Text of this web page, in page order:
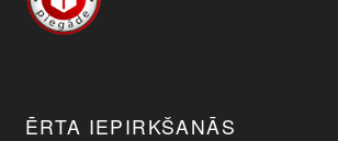
ĒRTA IEPIRKŠANĀS